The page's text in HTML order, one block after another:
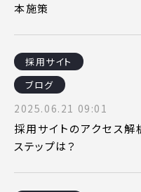
本施策
採用サイト
ブログ
2025.06.21 09:01
採用サイトのアクセス
ステップは？